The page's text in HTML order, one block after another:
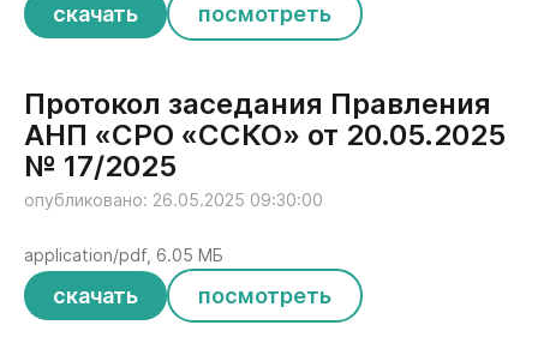
скачать посмотреть
Протокол заседания Правления
АНП «СРО «ССКО» от 20.05.2025
№ 17/2025
опубликовано: 26.05.2025 09:30:00
скачать посмотреть
application/pdf, 6.05 МБ